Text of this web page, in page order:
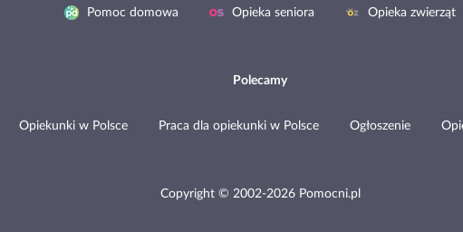
Pomoc domowa Opieka seniora Opieka zwierząt
Polecamy
Opiekunki w Polsce Praca dla opiekunki w Polsce Ogłoszenie
Copyright © 2002-2026 Pomocni.pl